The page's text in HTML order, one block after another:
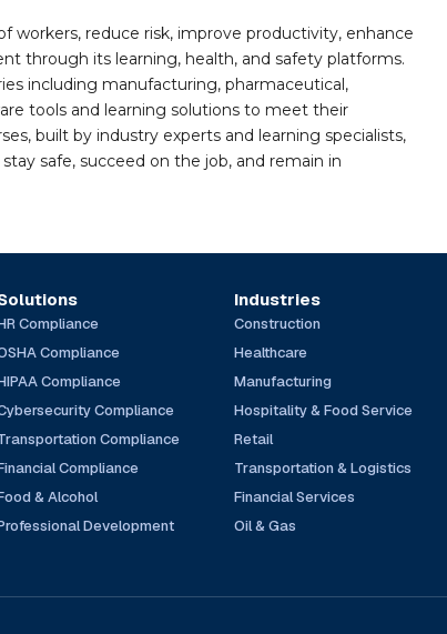
reduce risk, improve productivity, enhance
through its learning, health, and safety platforms.
including manufacturing, pharmaceutical,
tools and learning solutions to meet their
built by industry experts and learning specialists,
safe, succeed on the job, and remain in
Compliance
Compliance
Compliance
Compliance
Compliance
Compliance
& Alcohol
Development
Industries
Construction
Healthcare
Manufacturing
Hospitality & Food Service
Retail
Transportation & Logistics
Financial Services
Oil & Gas